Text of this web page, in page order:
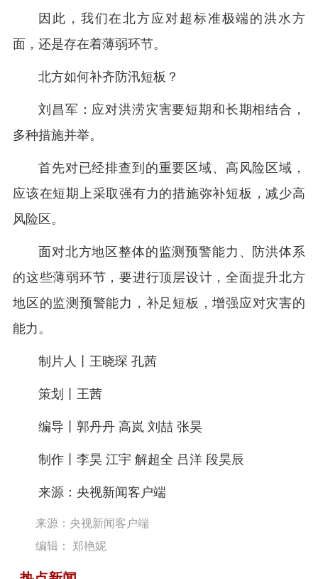
因此，我们在北方应对超标准极端的洪水方
面，还是存在着薄弱环节。
北方如何补齐防汛短板？
刘昌军：应对洪涝灾害要短期和长期相结合，
多种措施并举。
首先对已经排查到的重要区域、高风险区域，
应该在短期上采取强有力的措施弥补短板，减少高
风险区。
面对北方地区整体的监测预警能力、防洪体系
的这些薄弱环节，要进行顶层设计，全面提升北方
地区的监测预警能力，补足短板，增强应对灾害的
能力。
制片人丨王晓琛 孔茜
策划丨王茜
编导丨郭丹丹 高岚 刘喆 张昊
制作丨李昊 江宇 解超全 吕洋 段昊辰
来源：央视新闻客户端
来源：央视新闻客户端
编辑： 郑艳妮